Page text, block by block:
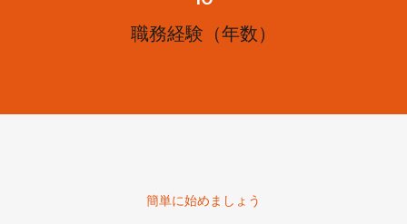
職務経験（年数）
簡単に始めましょう